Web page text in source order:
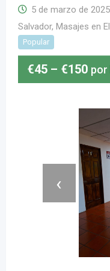
5 de marzo de
Salvador, Masajes en
Popular
€45 – €150 por
‹